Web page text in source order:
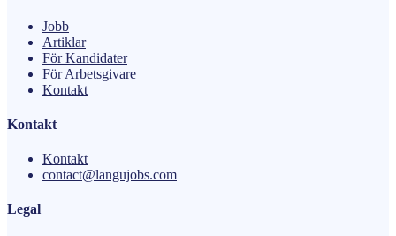
Jobb
Artiklar
För Kandidater
För Arbetsgivare
Kontakt
Kontakt
Kontakt
contact@langujobs.com
Legal